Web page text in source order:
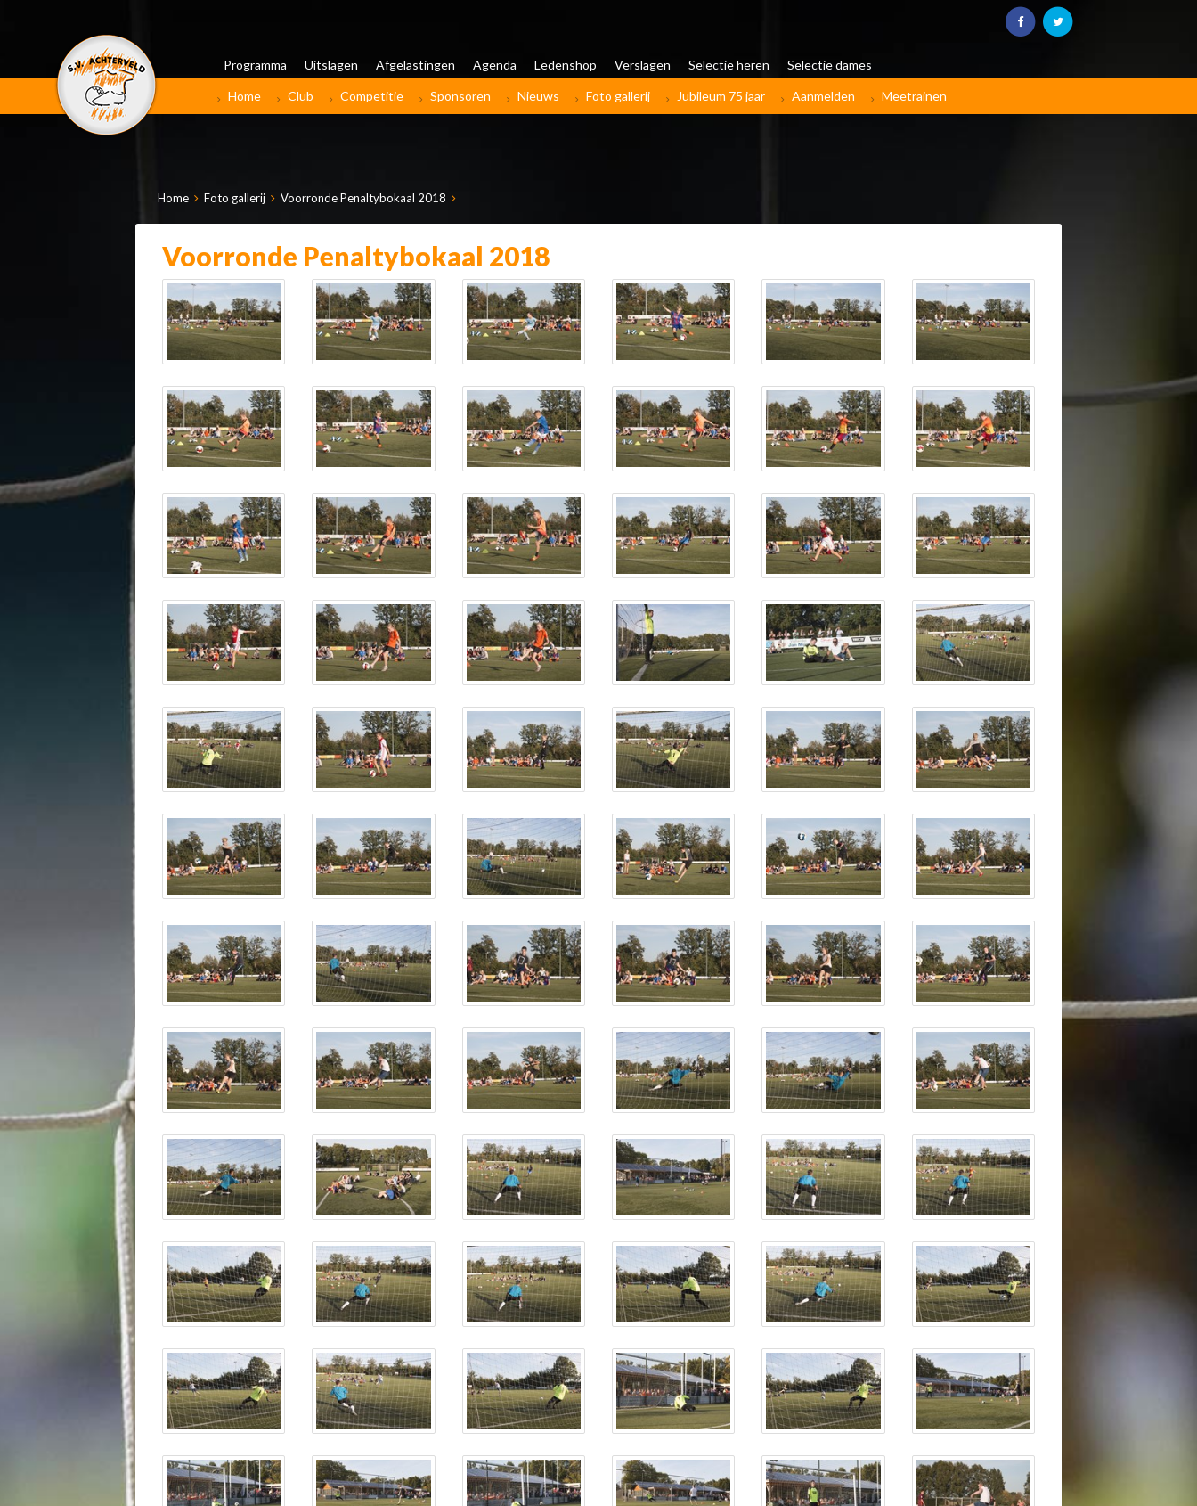
Programma Uitslagen Afgelastingen Agenda Ledenshop Verslagen Selectie heren Selectie dames
Home Club Competitie Sponsoren Nieuws Foto gallerij Jubileum 75 jaar Aanmelden Meetrainen
Home Foto gallerij Voorronde Penaltybokaal 2018
Voorronde Penaltybokaal 2018